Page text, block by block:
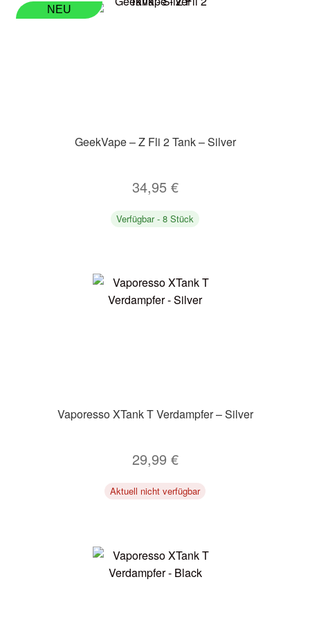
NEU
GeekVape – Z Fli 2 Tank – Silver
34,95 €
Verfügbar - 8 Stück
Vaporesso XTank T Verdampfer – Silver
29,99 €
Aktuell nicht verfügbar